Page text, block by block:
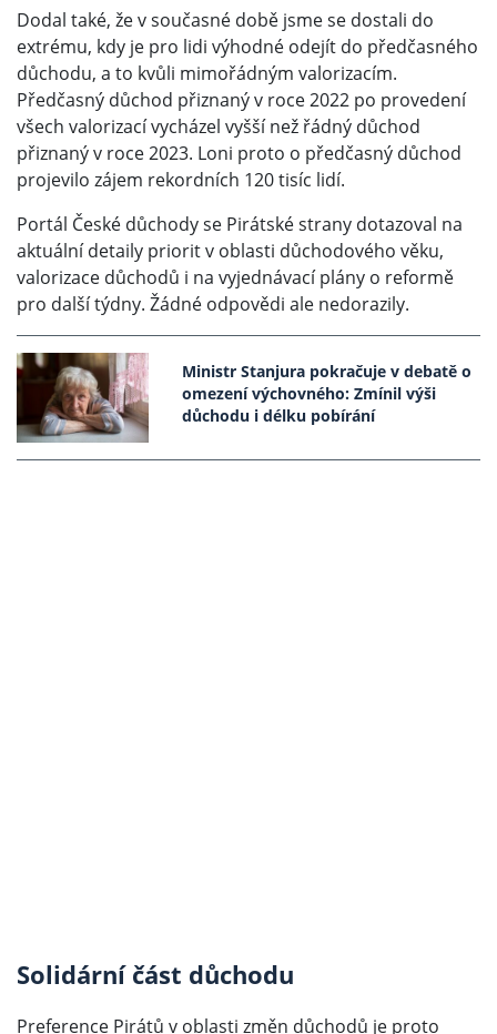
Dodal také, že v současné době jsme se dostali do
extrému, kdy je pro lidi výhodné odejít do předčasného
důchodu, a to kvůli mimořádným valorizacím.
Předčasný důchod přiznaný v roce 2022 po provedení
všech valorizací vycházel vyšší než řádný důchod
přiznaný v roce 2023. Loni proto o předčasný důchod
projevilo zájem rekordních 120 tisíc lidí.
Portál České důchody se Pirátské strany dotazoval na
aktuální detaily priorit v oblasti důchodového věku,
valorizace důchodů i na vyjednávací plány o reformě
pro další týdny. Žádné odpovědi ale nedorazily.
Ministr Stanjura pokračuje v debatě o
omezení výchovného: Zmínil výši
důchodu i délku pobírání
Solidární část důchodu
Preference Pirátů v oblasti změn důchodů je proto